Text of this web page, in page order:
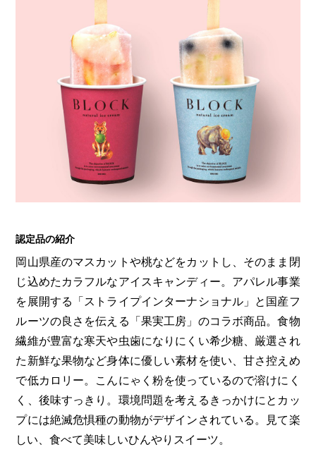
認定品の紹介
岡山県産のマスカットや桃などをカットし、そのまま閉
じ込めたカラフルなアイスキャンディー。アパレル事業
を展開する「ストライプインターナショナル」と国産フ
ルーツの良さを伝える「果実工房」のコラボ商品。食物
繊維が豊富な寒天や虫歯になりにくい希少糖、厳選され
た新鮮な果物など身体に優しい素材を使い、甘さ控えめ
で低カロリー。こんにゃく粉を使っているので溶けにく
く、後味すっきり。環境問題を考えるきっかけにとカッ
プには絶滅危惧種の動物がデザインされている。見て楽
しい、食べて美味しいひんやりスイーツ。